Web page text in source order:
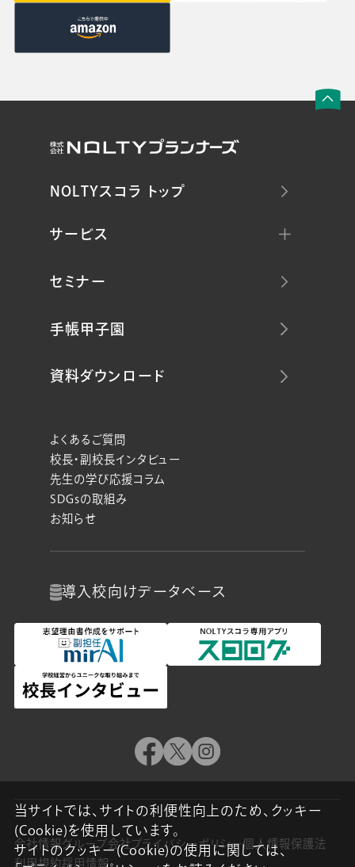
NOLTYスコラ トップ
サービス
セミナー
手帳甲子園
資料ダウンロード
よくあるご質問
校長・副校長インタビュー
先生の学び応援コラム
SDGsの取組み
お知らせ
導入校向けデータベース
会社情報 グループ会社プライバシーポリシー個人情報保護法
利用規約 採用情報
当サイトでは、サイトの利便性向上のため、クッキー
(Cookie)を使用しています。
サイトのクッキー(Cookie)の使用に関しては、